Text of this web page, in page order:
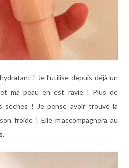
! Je l’utilise depuis déjà un
ma peau en est ravie ! Plus de
sèches ! Je pense avoir trouvé la
froide ! Elle m’accompagnera au